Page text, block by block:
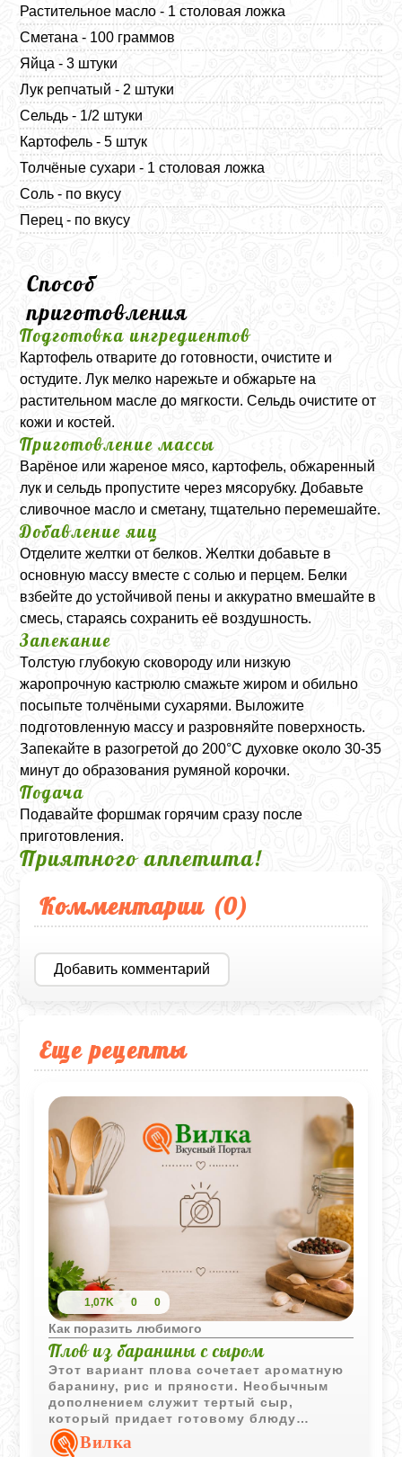
Растительное масло - 1 столовая ложка
Сметана - 100 граммов
Яйца - 3 штуки
Лук репчатый - 2 штуки
Сельдь - 1/2 штуки
Картофель - 5 штук
Толчёные сухари - 1 столовая ложка
Соль - по вкусу
Перец - по вкусу
Способ
приготовления
Подготовка ингредиентов
Картофель отварите до готовности, очистите и
остудите. Лук мелко нарежьте и обжарьте на
растительном масле до мягкости. Сельдь очистите от
кожи и костей.
Приготовление массы
Варёное или жареное мясо, картофель, обжаренный
лук и сельдь пропустите через мясорубку. Добавьте
сливочное масло и сметану, тщательно перемешайте.
Добавление яиц
Отделите желтки от белков. Желтки добавьте в
основную массу вместе с солью и перцем. Белки
взбейте до устойчивой пены и аккуратно вмешайте в
смесь, стараясь сохранить её воздушность.
Запекание
Толстую глубокую сковороду или низкую
жаропрочную кастрюлю смажьте жиром и обильно
посыпьте толчёными сухарями. Выложите
подготовленную массу и разровняйте поверхность.
Запекайте в разогретой до 200°C духовке около 30-35
минут до образования румяной корочки.
Подача
Подавайте форшмак горячим сразу после
приготовления.
Приятного аппетита!
Комментарии (0)
Добавить комментарий
Еще рецепты
1,07K 0 0
Как поразить любимого
Плов из баранины с сыром
Этот вариант плова сочетает ароматную
баранину, рис и пряности. Необычным
дополнением служит тертый сыр,
который придает готовому блюду
дополнительную насыщенность и
интересный вкус.
Вилка